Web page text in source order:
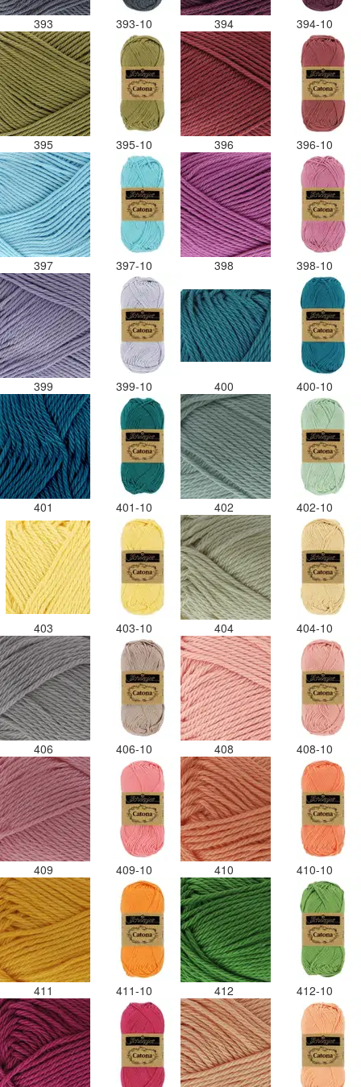
393 393-10 394 394-10
395 395-10 396 396-10
397 397-10 398 398-10
399 399-10 400 400-10
401 401-10 402 402-10
403 403-10 404 404-10
406 406-10 408 408-10
409 409-10 410 410-10
411 411-10 412 412-10